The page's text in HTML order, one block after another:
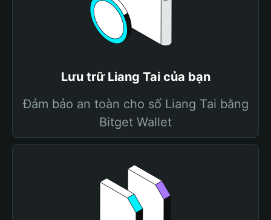
Lưu trữ Liang Tai của bạn
Đảm bảo an toàn cho số Liang Tai bằng
Bitget Wallet